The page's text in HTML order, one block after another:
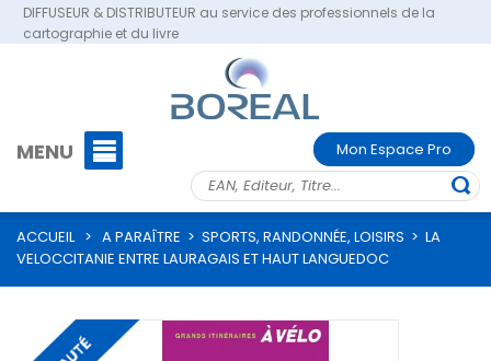
DIFFUSEUR & DISTRIBUTEUR au service des professionnels de la
cartographie et du livre
MENU Mon Espace Pro
ACCUEIL > A PARAÎTRE > SPORTS, RANDONNÉE, LOISIRS > LA
VELOCCITANIE ENTRE LAURAGAIS ET HAUT LANGUEDOC